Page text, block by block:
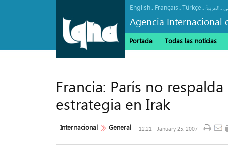
English. Français.Türkçe. العربیة.
Agencia Internacional
Portada Todas las noticias
Francia: París no
estrategia en Irak
Internacional General
12:21 - January 25, 2007